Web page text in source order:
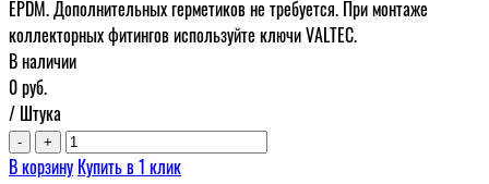
EPDM. Дополнительных герметиков не требуется. При монтаже
коллекторных фитингов используйте ключи VALTEC.
В наличии
0руб.
/ Штука
- +
В корзину Купить в 1 клик